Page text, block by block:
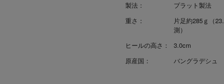
製法：
プラット製法
重さ：
片足約285ｇ（
測）
ヒールの高さ：
3.0cm
原産国：
バングラデシュ